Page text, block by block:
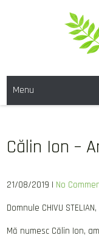
CHIVU-
Menu
Călin Ion –
21/08/2019 | No
Domnule CHIVU STELIAN,
Mă numesc Călin Ion,